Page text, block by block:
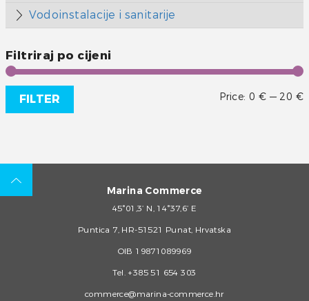
Vodoinstalacije i sanitarije
Filtriraj po cijeni
FILTER Price: 0 € — 20 €
Marina Commerce
45°01,3’ N, 14°37,6’ E
Puntica 7, HR-51521 Punat, Hrvatska
OIB 19871089969
Tel. +385 51 654 303
commerce@marina-commerce.hr